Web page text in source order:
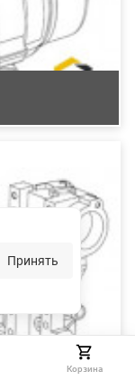
Принять
Корзина